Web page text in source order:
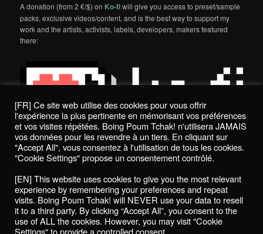
A donation (from 2 €/$) on Ko-fiwill give you access to preset/sample
packs, exclusive videos/content, and is the best way to support my
work and the artists, activists, labels, developers, makers featured
there:
Politique de confidentialité / Privacy Policy
Boing Poum Tchak! - 2022
[FR] Ce site web utilise des cookies pour vous offrir
l'expérience la plus pertinente en mémorisant vos préférences
et vos visites répétées. Boing Poum Tchak! n'utilisera JAMAIS
vos données pour les revendre à un tiers. En cliquant sur
"Accept All", vous consentez à l'utilisation de tous les cookies.
"Cookie Settings" propose un consentement contrôlé.
[EN] This website uses cookies to give you the most relevant
experience by remembering your preferences and repeat
visits. Boing Poum Tchak! will NEVER use your data to resell
it to a third party. By clicking “Accept All”, you consent to the
use of ALL the cookies. However, you may visit "Cookie
Settings" to provide a controlled consent.